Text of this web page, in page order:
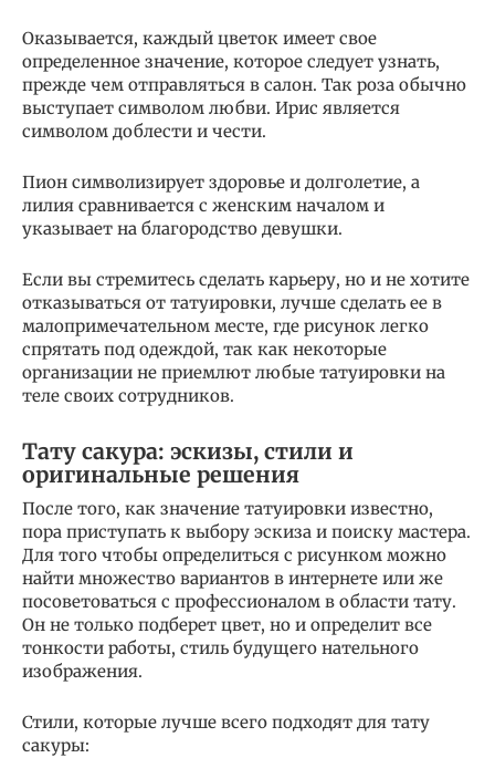
Оказывается, каждый цветок имеет свое
определенное значение, которое следует узнать,
прежде чем отправляться в салон. Так роза обычно
выступает символом любви. Ирис является
символом доблести и чести.
Пион символизирует здоровье и долголетие, а
лилия сравнивается с женским началом и
указывает на благородство девушки.
Если вы стремитесь сделать карьеру, но и не хотите
отказываться от татуировки, лучше сделать ее в
малопримечательном месте, где рисунок легко
спрятать под одеждой, так как некоторые
организации не приемлют любые татуировки на
теле своих сотрудников.
Тату сакура: эскизы, стили и
оригинальные решения
После того, как значение татуировки известно,
пора приступать к выбору эскиза и поиску мастера.
Для того чтобы определиться с рисунком можно
найти множество вариантов в интернете или же
посоветоваться с профессионалом в области тату.
Он не только подберет цвет, но и определит все
тонкости работы, стиль будущего нательного
изображения.
Стили, которые лучше всего подходят для тату
сакуры: